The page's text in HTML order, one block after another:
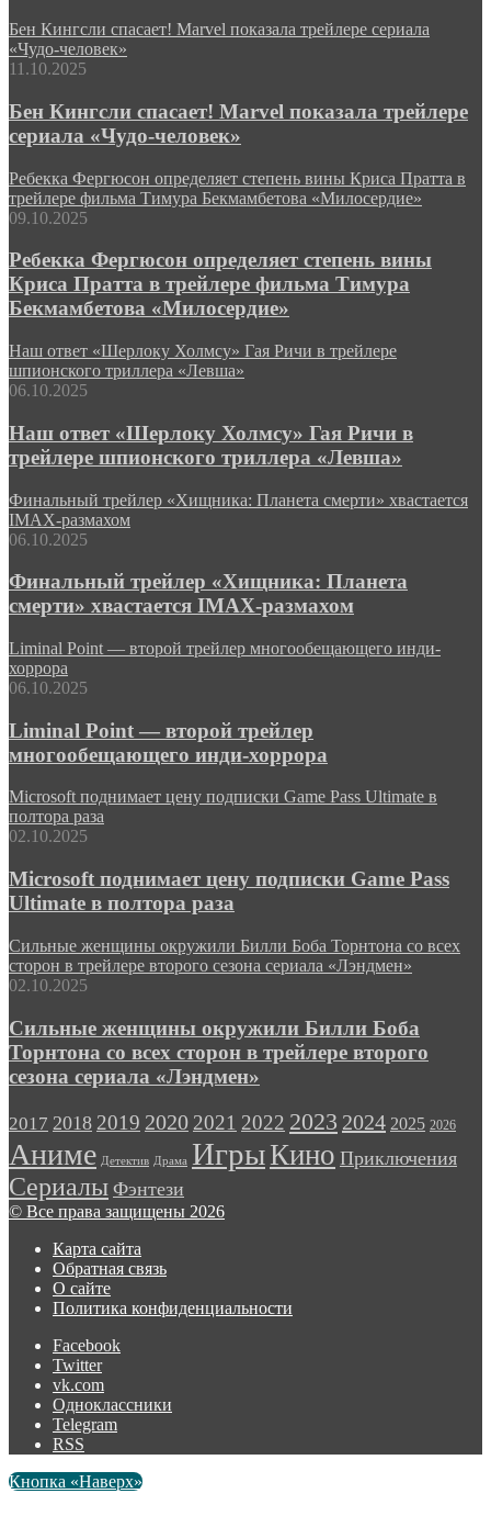
Бен Кингсли спасает! Marvel показала трейлере сериала
«Чудо-человек»
11.10.2025
Бен Кингсли спасает! Marvel показала трейлере
сериала «Чудо-человек»
Ребекка Фергюсон определяет степень вины Криса Пратта в
трейлере фильма Тимура Бекмамбетова «Милосердие»
09.10.2025
Ребекка Фергюсон определяет степень вины
Криса Пратта в трейлере фильма Тимура
Бекмамбетова «Милосердие»
Наш ответ «Шерлоку Холмсу» Гая Ричи в трейлере
шпионского триллера «Левша»
06.10.2025
Наш ответ «Шерлоку Холмсу» Гая Ричи в
трейлере шпионского триллера «Левша»
Финальный трейлер «Хищника: Планета смерти» хвастается
IMAX-размахом
06.10.2025
Финальный трейлер «Хищника: Планета
смерти» хвастается IMAX-размахом
Liminal Point — второй трейлер многообещающего инди-
хоррора
06.10.2025
Liminal Point — второй трейлер
многообещающего инди-хоррора
Microsoft поднимает цену подписки Game Pass Ultimate в
полтора раза
02.10.2025
Microsoft поднимает цену подписки Game Pass
Ultimate в полтора раза
Сильные женщины окружили Билли Боба Торнтона со всех
сторон в трейлере второго сезона сериала «Лэндмен»
02.10.2025
Сильные женщины окружили Билли Боба
Торнтона со всех сторон в трейлере второго
сезона сериала «Лэндмен»
2017 2018 2019 2020 2021 2022 2023 2024 2025 2026
Аниме Детектив Драма ИгрыКино Приключения
Сериалы Фэнтези
© Все права защищены 2026
Карта сайта
Обратная связь
О сайте
Политика конфиденциальности
Facebook
Twitter
vk.com
Одноклассники
Telegram
RSS
Кнопка «Наверх»